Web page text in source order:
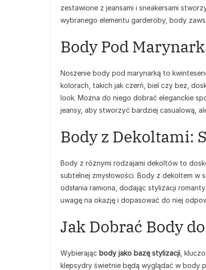
zestawione z jeansami i sneakersami
wybranego elementu garderoby, body
Body Pod
Noszenie body pod marynarką to
kolorach, takich jak czerń, biel czy beż,
look. Można do niego dobrać eleganckie
jeansy, aby stworzyć bardziej casualową,
Body z Dekoltami:
Body z różnymi rodzajami dekoltów to
subtelnej zmysłowości. Body z dekoltem
odsłania ramiona, dodając stylizacji
uwagę na okazję i dopasować do niej
Jak Dobrać Body
Wybierając body jako bazę stylizacji ,
klepsydry świetnie będą wyglądać w body